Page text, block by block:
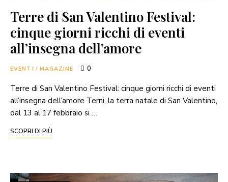
Terre di San Valentino Festival:
cinque giorni ricchi di eventi
all’insegna dell’amore
EVENTI / MAGAZINE 0
Terre di San Valentino Festival: cinque giorni ricchi di eventi
all’insegna dell’amore Terni, la terra natale di San Valentino,
dal 13 al 17 febbraio si …
SCOPRI DI PIÙ